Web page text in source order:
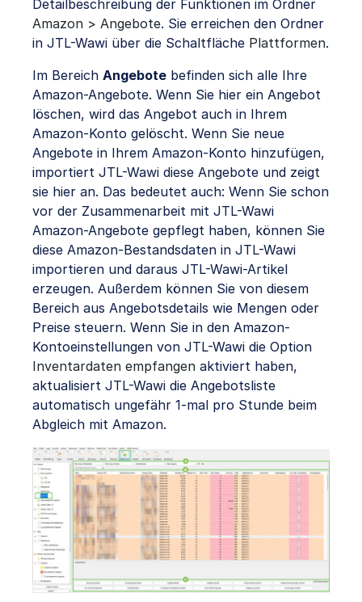
Detailbeschreibung der Funktionen im Ordner
Amazon > Angebote. Sie erreichen den Ordner
in JTL-Wawi über die Schaltfläche Plattformen.
Im Bereich Angebote befinden sich alle Ihre
Amazon-Angebote. Wenn Sie hier ein Angebot
löschen, wird das Angebot auch in Ihrem
Amazon-Konto gelöscht. Wenn Sie neue
Angebote in Ihrem Amazon-Konto hinzufügen,
importiert JTL-Wawi diese Angebote und zeigt
sie hier an. Das bedeutet auch: Wenn Sie schon
vor der Zusammenarbeit mit JTL-Wawi
Amazon-Angebote gepflegt haben, können Sie
diese Amazon-Bestandsdaten in JTL-Wawi
importieren und daraus JTL-Wawi-Artikel
erzeugen. Außerdem können Sie von diesem
Bereich aus Angebotsdetails wie Mengen oder
Preise steuern. Wenn Sie in den Amazon-
Kontoeinstellungen von JTL-Wawi die Option
Inventardaten empfangen aktiviert haben,
aktualisiert JTL-Wawi die Angebotsliste
automatisch ungefähr 1-mal pro Stunde beim
Abgleich mit Amazon.